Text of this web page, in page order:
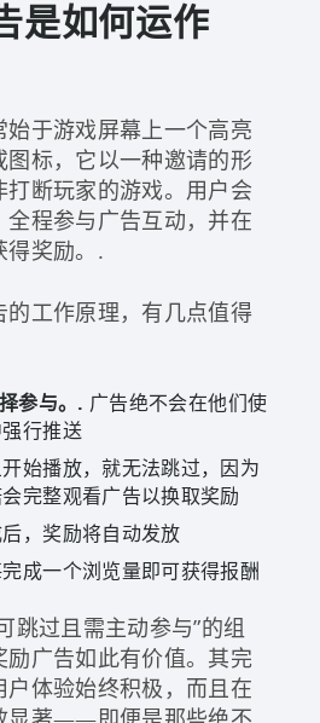
是如何运作
始于游戏屏幕上一个高亮
图标，它以一种邀请的形
打断玩家的游戏。用户会
全程参与广告互动，并在
得奖励。.
的工作原理，有几点值得
参与。. 广告绝不会在他们使
行推送
始播放，就无法跳过，因为
完整观看广告以换取奖励
，奖励将自动发放
成一个浏览量即可获得报酬
跳过且需主动参与”的组
励广告如此有价值。其完
户体验始终积极，而且在